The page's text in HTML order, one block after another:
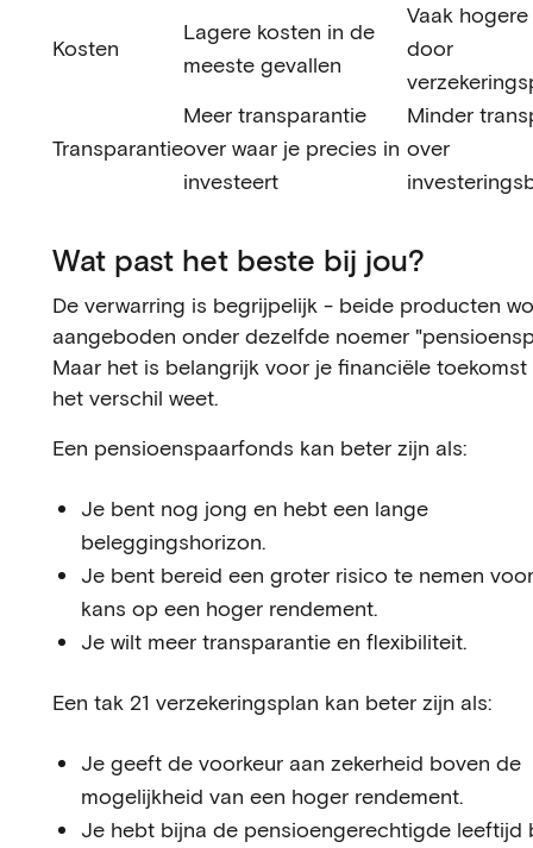
Kosten
Lagere kosten in de
meeste gevallen
Vaak
door
Transparantie
Meer transparantie
over waar je precies in
investeert
Minder
over
Wat past het beste bij jou?
De verwarring is begrijpelijk - beide producten
aangeboden onder dezelfde noemer
Maar het is belangrijk voor je financiële
het verschil weet.
Een pensioenspaarfonds kan beter zijn als:
Je bent nog jong en hebt een lange
beleggingshorizon.
Je bent bereid een groter risico te nemen
kans op een hoger rendement.
Je wilt meer transparantie en flexibiliteit.
Een tak 21 verzekeringsplan kan beter zijn als:
Je geeft de voorkeur aan zekerheid boven de
mogelijkheid van een hoger rendement.
Je hebt bijna de pensioengerechtigde leeftijd